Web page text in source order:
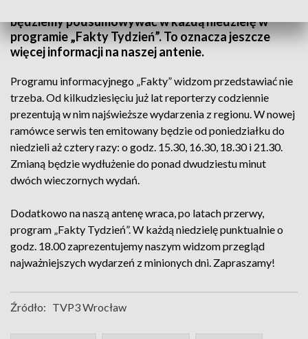
będziemy podsumowywać w każdą niedzielę w
programie „Fakty Tydzień”. To oznacza jeszcze
więcej informacji na naszej antenie.
Programu informacyjnego „Fakty” widzom przedstawiać nie
trzeba. Od kilkudziesięciu już lat reporterzy codziennie
prezentują w nim najświeższe wydarzenia z regionu. W nowej
ramówce serwis ten emitowany będzie od poniedziałku do
niedzieli aż cztery razy: o godz. 15.30, 16.30, 18.30 i 21.30.
Zmianą będzie wydłużenie do ponad dwudziestu minut
dwóch wieczornych wydań.
Dodatkowo na naszą antenę wraca, po latach przerwy,
program „Fakty Tydzień”. W każdą niedzielę punktualnie o
godz. 18.00 zaprezentujemy naszym widzom przegląd
najważniejszych wydarzeń z minionych dni. Zapraszamy!
Źródło: TVP3 Wrocław